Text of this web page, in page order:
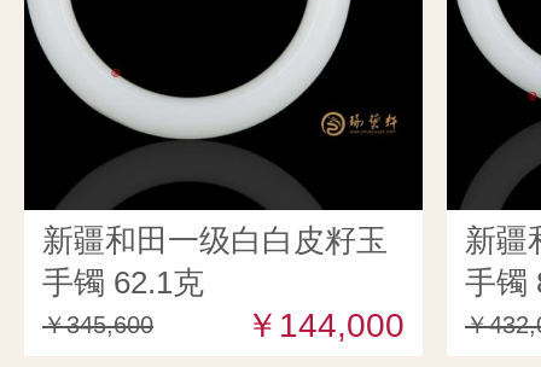
新疆和田一级白白皮籽玉
手镯 62.1克
￥345,600 ￥144,000
新疆
手镯
￥